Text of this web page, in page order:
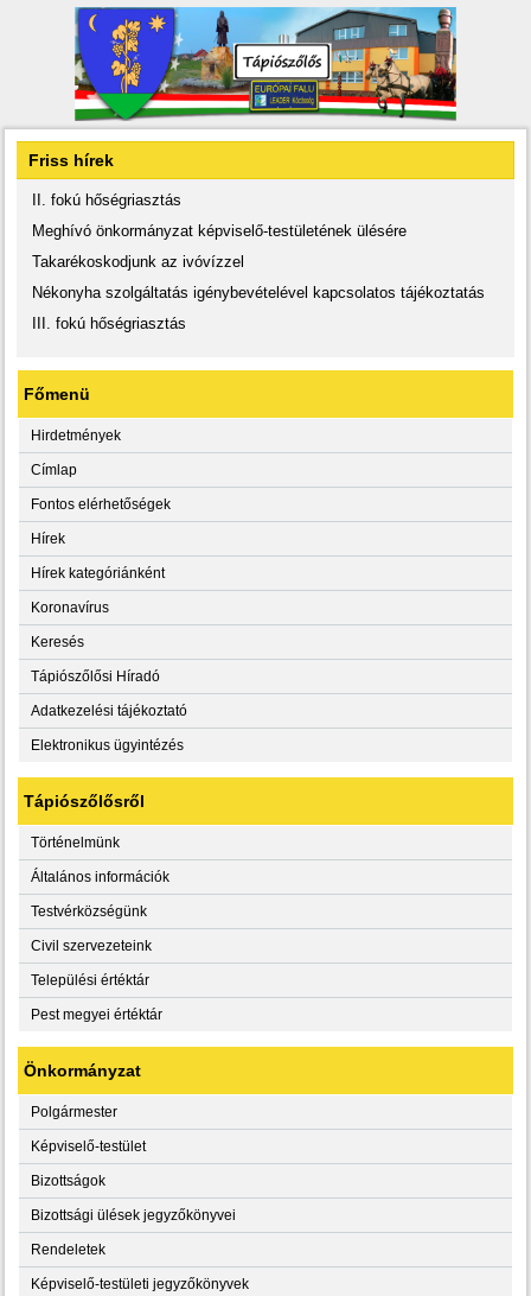
Friss hírek
II. fokú hőségriasztás
Meghívó önkormányzat képviselő-testületének ülésére
Takarékoskodjunk az ivóvízzel
Nékonyha szolgáltatás igénybevételével kapcsolatos tájékoztatás
III. fokú hőségriasztás
Főmenü
Hirdetmények
Címlap
Fontos elérhetőségek
Hírek
Hírek kategóriánként
Koronavírus
Keresés
Tápiószőlősi Híradó
Adatkezelési tájékoztató
Elektronikus ügyintézés
Tápiószőlősről
Történelmünk
Általános információk
Testvérközségünk
Civil szervezeteink
Települési értéktár
Pest megyei értéktár
Önkormányzat
Polgármester
Képviselő-testület
Bizottságok
Bizottsági ülések jegyzőkönyvei
Rendeletek
Képviselő-testületi jegyzőkönyvek